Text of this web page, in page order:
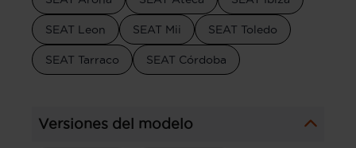
SEAT Leon SEAT Mii SEAT Toledo
SEAT Tarraco SEAT Córdoba
Versiones del modelo